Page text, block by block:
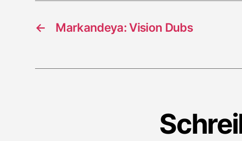
← Markandeya: Vision Dubs